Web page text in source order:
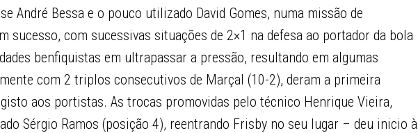
André Bessa e o pouco utilizado David Gomes, numa missão de
sucesso, com sucessivas situações de 2×1 na defesa ao portador da bola
benfiquistas em ultrapassar a pressão, resultando em algumas
com 2 triplos consecutivos de Marçal (10-2), deram a primeira
aos portistas. As trocas promovidas pelo técnico Henrique Vieira,
Sérgio Ramos (posição 4), reentrando Frisby no seu lugar – deu inicio à